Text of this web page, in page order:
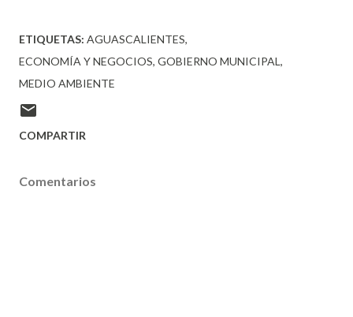
ETIQUETAS: AGUASCALIENTES
ECONOMÍA Y NEGOCIOS GOBIERNO MUNICIPAL
MEDIO AMBIENTE
COMPARTIR
Comentarios